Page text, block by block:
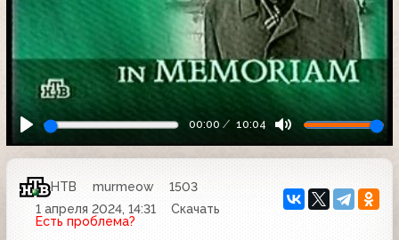
00:00 10:04
НТВ murmeow
1503
1 апреля 2024, 14:31
Скачать
Есть проблема?